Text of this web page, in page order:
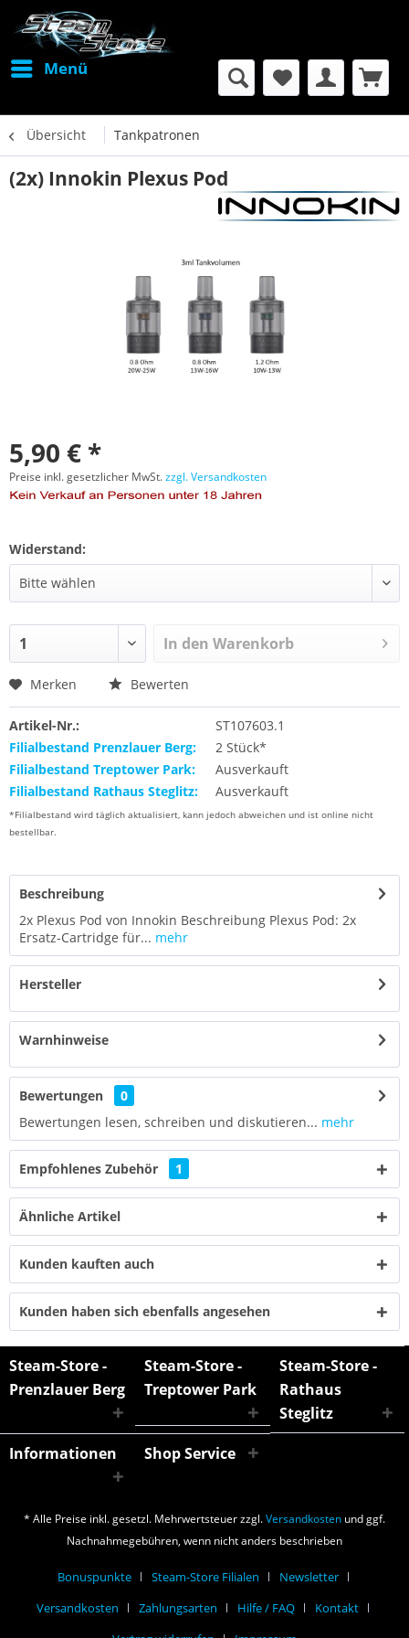
Menü
Übersicht Tankpatronen
(2x) Innokin Plexus Pod
5,90 € *
Preise inkl. gesetzlicher MwSt.zzgl. Versandkosten
Widerstand:
In den Warenkorb
Merken Bewerten
Artikel-Nr.:
ST107603.1
Filialbestand Prenzlauer Berg:
2 Stück*
Filialbestand Treptower Park:
Ausverkauft
Filialbestand Rathaus Steglitz:
Ausverkauft
*Filialbestand wird täglich aktualisiert, kann jedoch abweichen und ist online nicht
bestellbar.
Beschreibung
2x Plexus Pod von Innokin Beschreibung Plexus Pod: 2x
Ersatz-Cartridge für... mehr
Hersteller
Warnhinweise
Bewertungen
0
Bewertungen lesen, schreiben und diskutieren... mehr
Empfohlenes Zubehör 1
Ähnliche Artikel
Kunden kauften auch
Kunden haben sich ebenfalls angesehen
Steam-Store -
Prenzlauer Berg
Steam-Store -
Treptower Park
Steam-Store -
Rathaus
Steglitz
Informationen
Shop Service
* Alle Preise inkl. gesetzl. Mehrwertsteuer zzgl.Versandkosten und ggf.
Nachnahmegebühren, wenn nicht anders beschrieben
Bonuspunkte Steam-Store Filialen
Newsletter
Versandkosten
Zahlungsarten Hilfe / FAQ
Kontakt